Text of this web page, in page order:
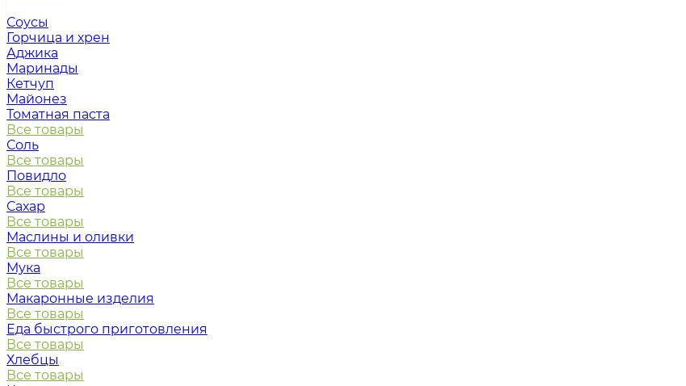
Соусы
Горчица и хрен
Аджика
Маринады
Кетчуп
Майонез
Томатная паста
Все товары
Соль
Все товары
Повидло
Все товары
Сахар
Все товары
Маслины и оливки
Все товары
Мука
Все товары
Макаронные изделия
Все товары
Еда быстрого приготовления
Все товары
Хлебцы
Все товары